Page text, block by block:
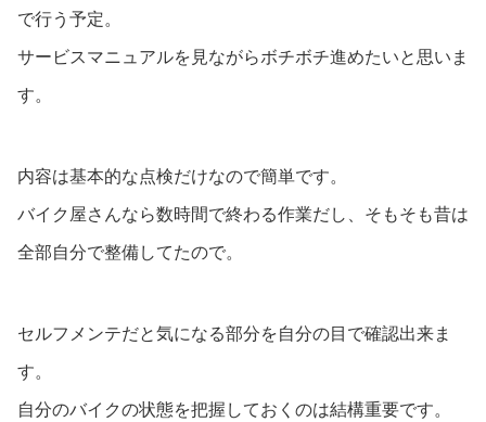
で行う予定。
サービスマニュアルを見ながらボチボチ進めたいと思いま
す。
内容は基本的な点検だけなので簡単です。
バイク屋さんなら数時間で終わる作業だし、そもそも昔は
全部自分で整備してたので。
セルフメンテだと気になる部分を自分の目で確認出来ま
す。
自分のバイクの状態を把握しておくのは結構重要です。